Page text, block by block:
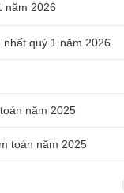
năm 2026
quý 1 năm 2026
năm 2025
toán năm 2025